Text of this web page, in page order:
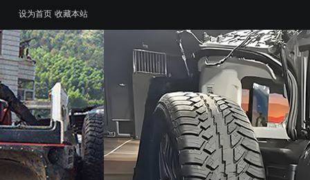
设为首页 收藏本站